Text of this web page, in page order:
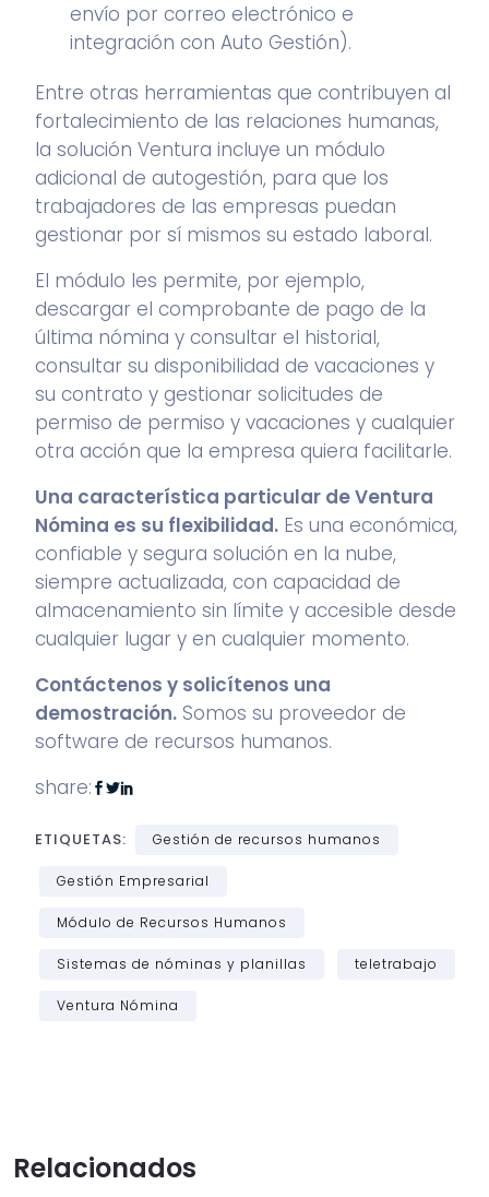
envío por correo electrónico e
integración con Auto Gestión).
Entre otras herramientas que contribuyen al
fortalecimiento de las relaciones humanas,
la solución Ventura incluye un módulo
adicional de autogestión, para que los
trabajadores de las empresas puedan
gestionar por sí mismos su estado laboral.
El módulo les permite, por ejemplo,
descargar el comprobante de pago de la
última nómina y consultar el historial,
consultar su disponibilidad de vacaciones y
su contrato y gestionar solicitudes de
permiso de permiso y vacaciones y cualquier
otra acción que la empresa quiera facilitarle.
Una característica particular de Ventura
Nómina es su flexibilidad. Es una económica,
confiable y segura solución en la nube,
siempre actualizada, con capacidad de
almacenamiento sin límite y accesible desde
cualquier lugar y en cualquier momento.
Contáctenos y solicítenos una
demostración. Somos su proveedor de
software de recursos humanos.
share:
ETIQUETAS: Gestión de recursos humanos
Gestión Empresarial
Módulo de Recursos Humanos
Sistemas de nóminas y planillas teletrabajo
Ventura Nómina
Relacionados